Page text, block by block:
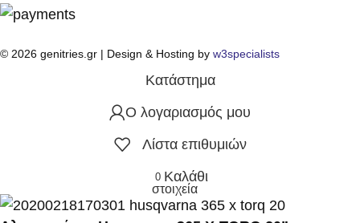
© 2026 genitries.gr | Design & Hosting by w3specialists
Κατάστημα
Ο λογαριασμός μου
Λίστα επιθυμιών
0
στοιχεία
Καλάθι